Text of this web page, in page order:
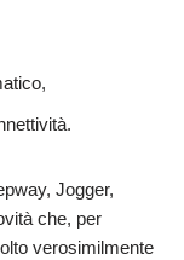
Jogger,
che, per
verosimilmente